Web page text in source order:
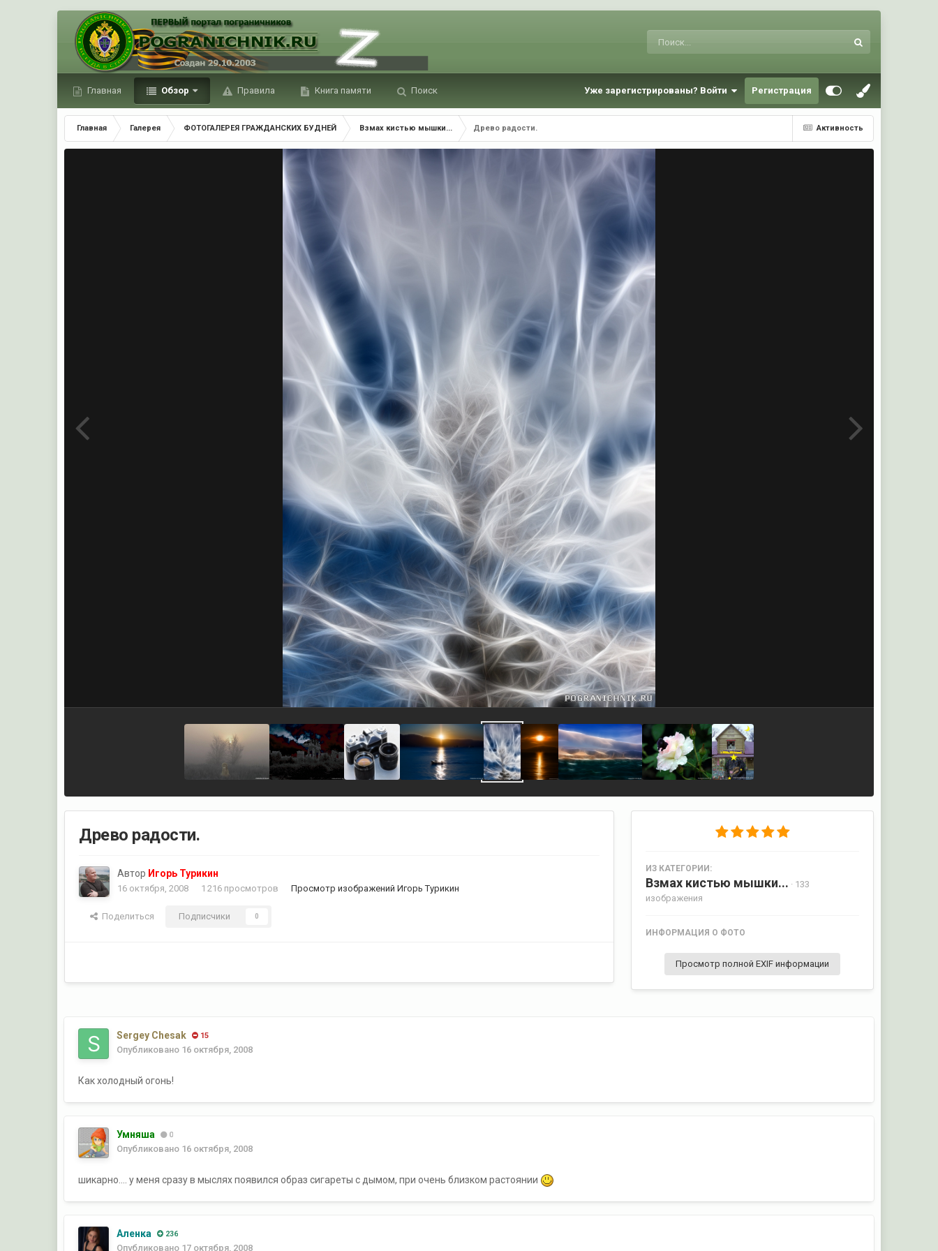
Главная Обзор Правила Книга памяти Поиск Уже зарегистрированы? Войти Регистрация
Активность
Главная Галерея ФОТОГАЛЕРЕЯ ГРАЖДАНСКИХ БУДНЕЙ Взмах кистью мышки... Древо радости.
Древо радости.
Автор Игорь Турикин
16 октября, 2008 1 216 просмотров Просмотр изображений Игорь Турикин
Поделиться Подписчики 0
ИЗ КАТЕГОРИИ:
Взмах кистью мышки... · 133
изображения
ИНФОРМАЦИЯ О ФОТО
Просмотр полной EXIF информации
Sergey Chesak 15
Опубликовано 16 октября, 2008
Как холодный огонь!
Умняша 0
Опубликовано 16 октября, 2008
шикарно.... у меня сразу в мыслях появился образ сигареты с дымом, при очень близком растоянии
Аленка 236
Опубликовано 17 октября, 2008